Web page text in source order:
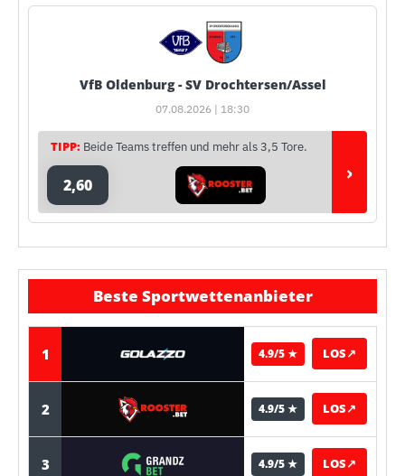
VfB Oldenburg - SV Drochtersen/Assel
07.08.2026 | 18:30
TIPP: Beide Teams treffen und mehr als 3,5 Tore.
2,60 ›
Beste Sportwettenanbieter
1 4.9/5 ★ LOS↗
2 4.9/5 ★ LOS↗
3 4.9/5 ★ LOS↗